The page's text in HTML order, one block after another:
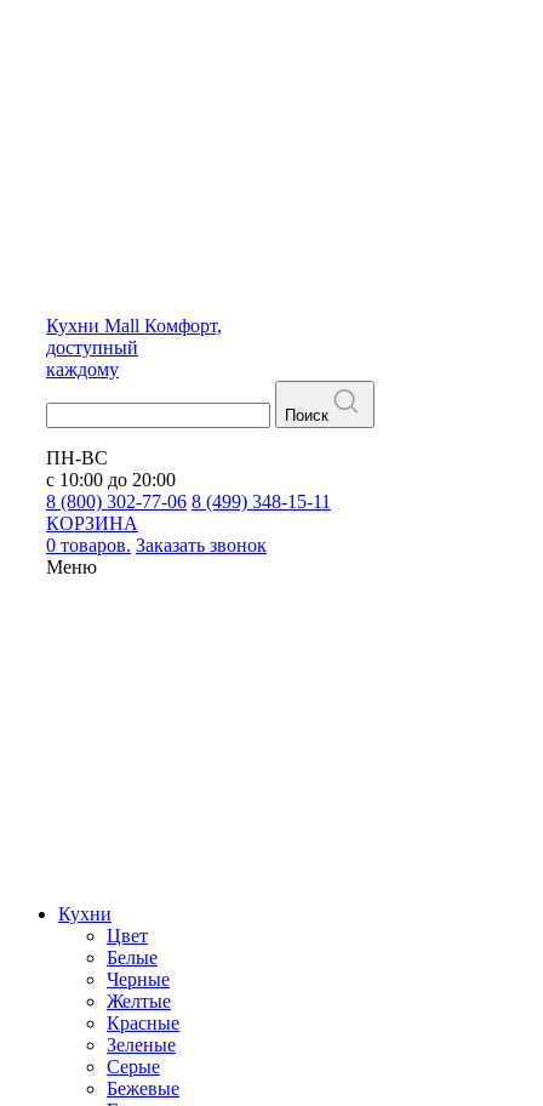
Кухни Mall Комфорт,
доступный
каждому
Поиск
ПН-ВС
с 10:00 до 20:00
8 (800) 302-77-06 8 (499) 348-15-11
КОРЗИНА
0 товаров. Заказать звонок
Меню
Кухни
Цвет
Белые
Черные
Желтые
Красные
Зеленые
Серые
Бежевые